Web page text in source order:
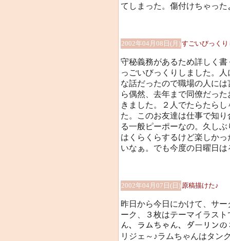
てしまった。傷付けちゃった
2002年04月08日(月)すごいびっく
守秘義務があるため詳しく
っごいびっくりしました。
な話だったので職場の人に
ら偶然、去年まで同僚だっ
きました。２人でたらたら
た。このお友達は仕事で知
る一般ピーポーなの。久し
はくらくらするけど楽しか
いなぁ。でも今度の日曜日
2002年04月07日(日) 原稿描けた♪
昨日から今日にかけて、サ
ーク、３枚はテーマイラス
ん、ラムちゃん、ダーリン
リジェ～♪ラムちゃんはタン